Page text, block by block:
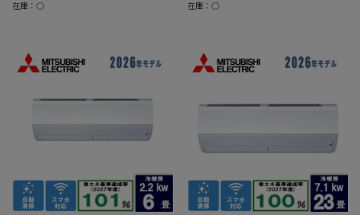
在庫：○ 在庫：○